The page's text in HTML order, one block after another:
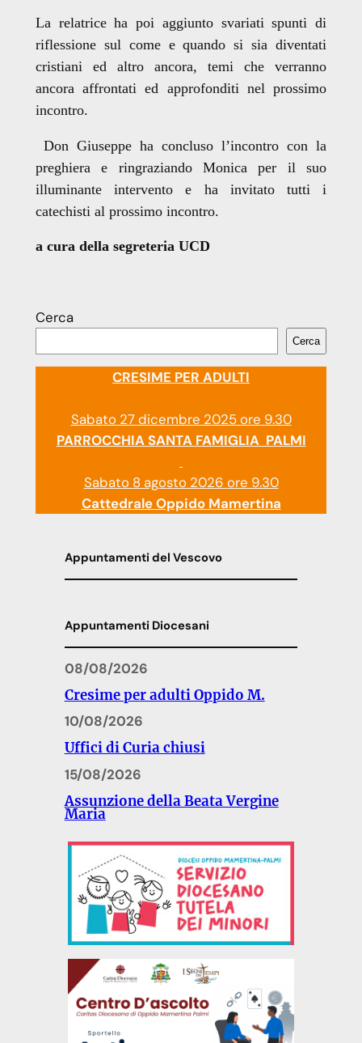
La relatrice ha poi aggiunto svariati spunti di
riflessione sul come e quando si sia diventati
cristiani ed altro ancora, temi che verranno
ancora affrontati ed approfonditi nel prossimo
incontro.
Don Giuseppe ha concluso l’incontro con la
preghiera e ringraziando Monica per il suo
illuminante intervento e ha invitato tutti i
catechisti al prossimo incontro.
a cura della segreteria UCD
Cerca
Cerca
CRESIME PER ADULTI
Sabato 27 dicembre 2025 ore 9.30
PARROCCHIA SANTA FAMIGLIA PALMI
Sabato 8 agosto 2026 ore 9.30
Cattedrale Oppido Mamertina
Appuntamenti del Vescovo
Appuntamenti Diocesani
08/08/2026
Cresime per adulti Oppido M.
10/08/2026
Uffici di Curia chiusi
15/08/2026
Assunzione della Beata Vergine
Maria